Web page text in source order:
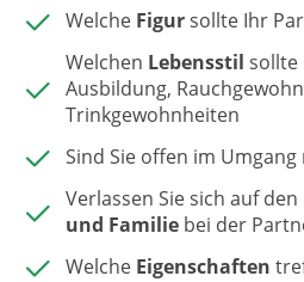
Welche Figursollte Ihr
Welchen Lebensstil sollte
Ausbildung,
Trinkgewohnheiten
Sind Sie offen im
Verlassen Sie sich auf den
und Familie bei der
Welche Eigenschaften